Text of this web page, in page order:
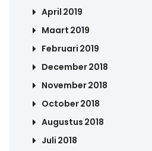
April 2019
Maart 2019
Februari 2019
December 2018
November 2018
October 2018
Augustus 2018
Juli 2018